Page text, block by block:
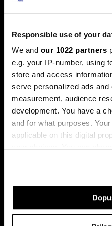
Responsible use of your
We and our 1022 partners
e.g. your IP-number, using
store and access
serve personalized ads and
measurement, audience
development. You have a
and for what purposes.
applicable on this digital
If you allow, we would also
Collect information
Trump protiv
milijardersko
porodice Castro
okriljem koncerna Gaesa.